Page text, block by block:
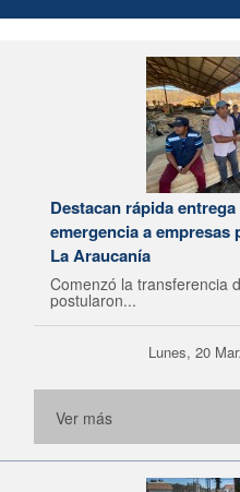
Destacan rápida
emergencia a empresas
La Araucanía
Comenzó la transferencia
postularon...
Lunes, 20
Ver más